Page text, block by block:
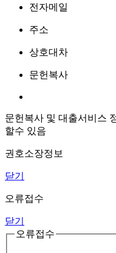
전자메일
주소
상호대차
문헌복사
문헌복사 및 대출서비스
할수 있음
권호소장정보
닫기
오류접수
닫기
오류접수